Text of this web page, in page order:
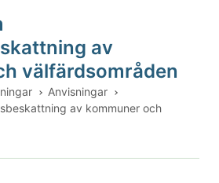
av
välfärdsområden
Anvisningar
av kommuner och